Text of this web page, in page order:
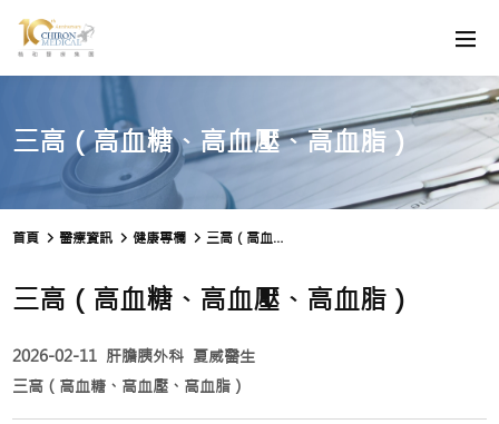
三高（高血糖、高血壓、高血脂）
首頁 醫療資訊 健康專欄 三高（高血糖、高血壓、高血脂）
三高（高血糖、高血壓、高血脂）
2026-02-11 肝膽胰外科 夏威醫生
三高（高血糖、高血壓、高血脂）